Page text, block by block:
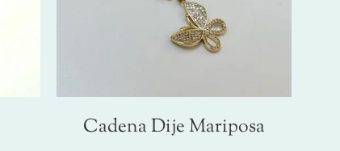
Cadena Dije Mariposa